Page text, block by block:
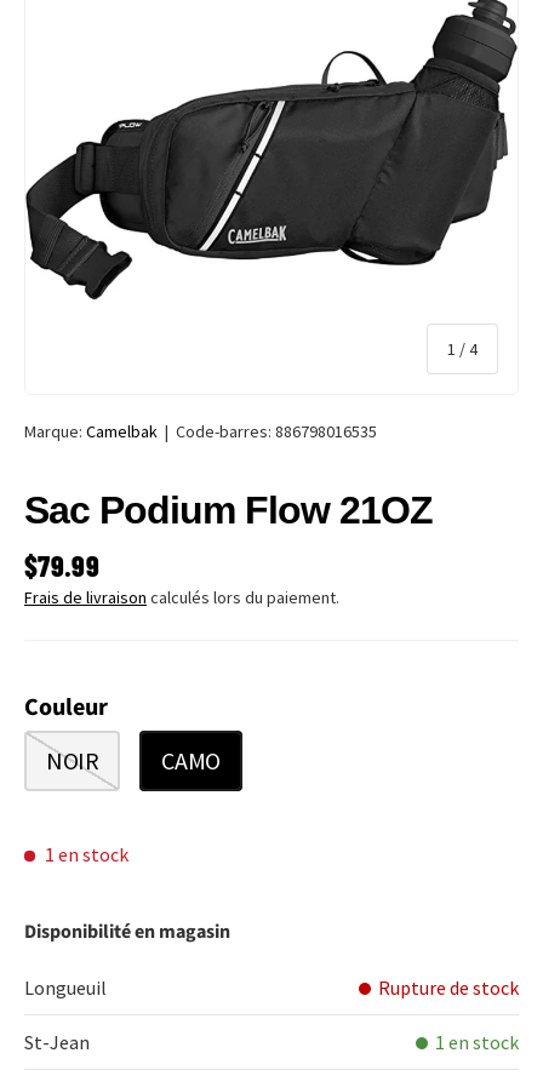
1 /de
4
Marque: Camelbak | Code-barres: 886798016535
Sac Podium Flow 21OZ
PRIX HABITUEL
$79.99
Frais de livraison calculés lors du paiement.
Couleur
NOIR CAMO
1 en stock
Disponibilité en magasin
Longueuil Rupture de stock
St-Jean 1 en stock